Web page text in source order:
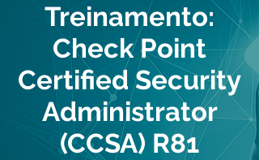
Treinamento:
Check Point
Certified Security
Administrator
(CCSA) R81